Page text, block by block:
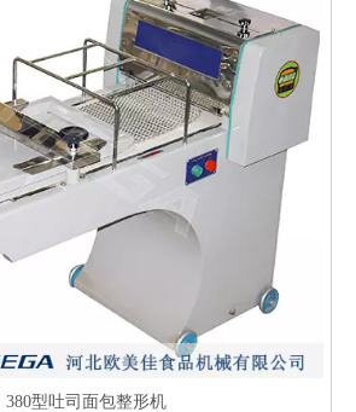
380型吐司面包整形机